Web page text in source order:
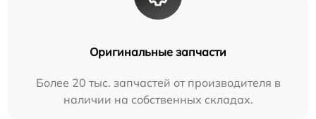
Оригинальные запчасти
Более 20 тыс. запчастей от производителя в
наличии на собственных складах.